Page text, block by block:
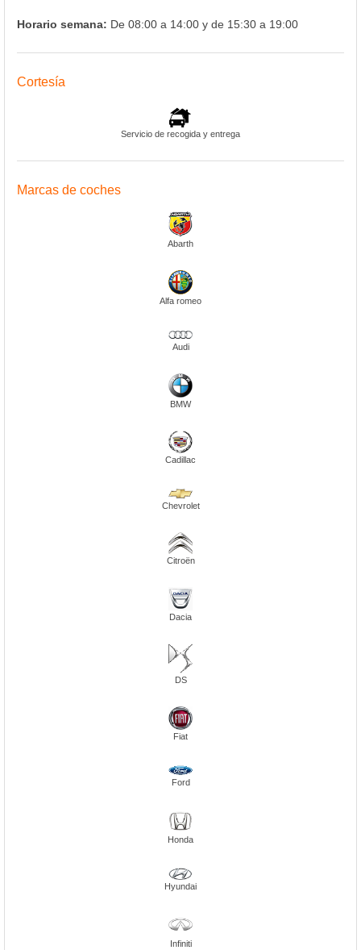
Horario semana: De 08:00 a 14:00 y de 15:30 a 19:00
Cortesía
Servicio de recogida y entrega
Marcas de coches
Abarth
Alfa romeo
Audi
BMW
Cadillac
Chevrolet
Citroën
Dacia
DS
Fiat
Ford
Honda
Hyundai
Infiniti